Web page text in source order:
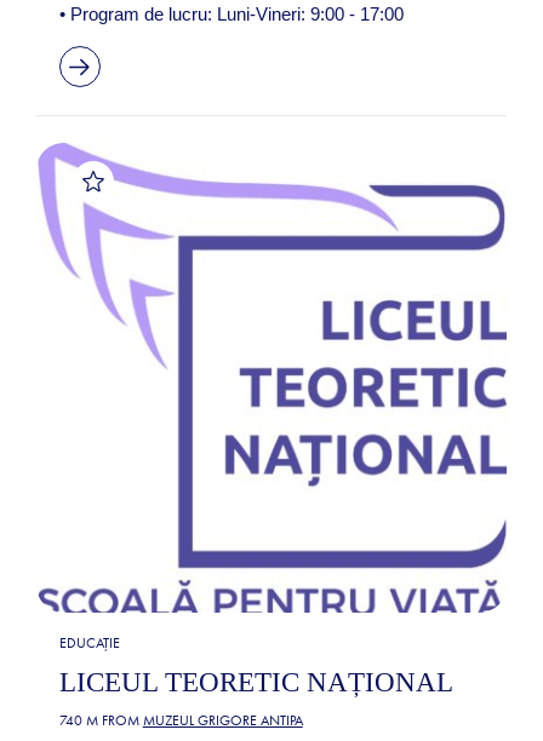
• Program de lucru: Luni-Vineri: 9:00 - 17:00
EDUCAȚIE
LICEUL TEORETIC NAȚIONAL
740 M FROM MUZEUL GRIGORE ANTIPA